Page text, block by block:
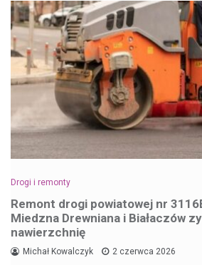
Drogi i remonty
Remont drogi powiatowej nr
Miedzna Drewniana i Białaczów
nawierzchnię
Michał Kowalczyk 2 czerwca 2026